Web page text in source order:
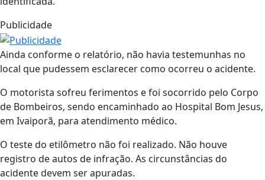
Publicidade
Ainda conforme o relatório, não havia testemunhas no
local que pudessem esclarecer como ocorreu o acidente.
O motorista sofreu ferimentos e foi socorrido pelo Corpo
de Bombeiros, sendo encaminhado ao Hospital Bom Jesus,
em Ivaiporã, para atendimento médico.
O teste do etilômetro não foi realizado. Não houve
registro de autos de infração. As circunstâncias do
acidente devem ser apuradas.